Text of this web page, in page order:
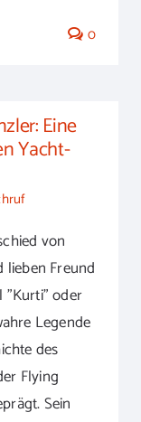
0
Eine
Yacht-
von
Freund
"Kurti" oder
Legende
des
Flying
Sein